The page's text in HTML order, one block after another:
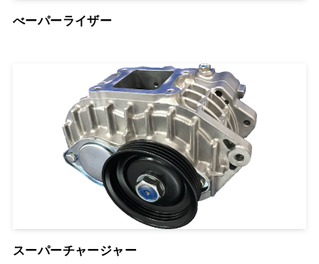
べーパーライザー
スーパーチャージャー